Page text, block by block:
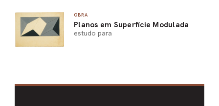
OBRA
Planos em Superfície Modulada
estudo para